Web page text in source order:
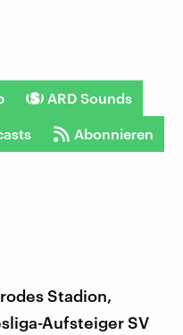
ARD Sounds
Abonnieren
Stadion,
Aufsteiger SV